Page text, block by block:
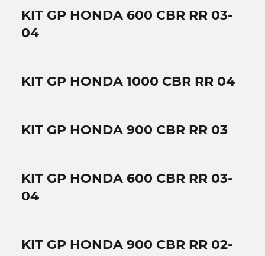
KIT GP HONDA 600 CBR RR 03-
04
KIT GP HONDA 1000 CBR RR 04
KIT GP HONDA 900 CBR RR 03
KIT GP HONDA 600 CBR RR 03-
04
KIT GP HONDA 900 CBR RR 02-